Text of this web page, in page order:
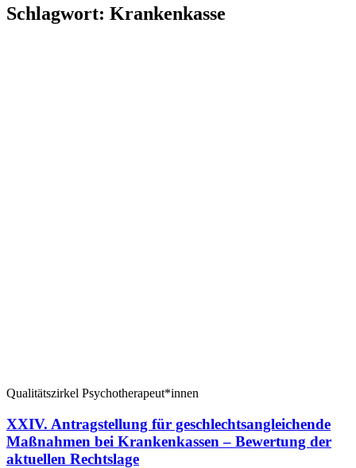
Schlagwort: Krankenkasse
Qualitätszirkel Psychotherapeut*innen
XXIV. Antragstellung für geschlechtsangleichende
Maßnahmen bei Krankenkassen – Bewertung der
aktuellen Rechtslage